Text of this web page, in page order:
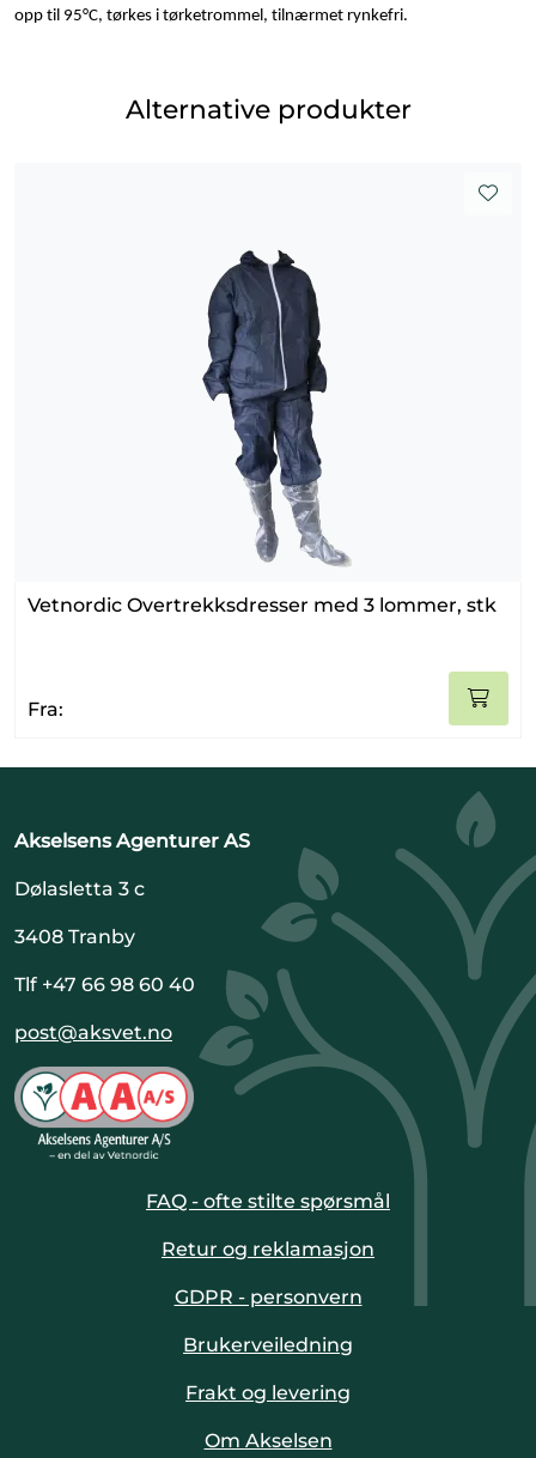
opp til 95°C, tørkes i tørketrommel, tilnærmet rynkefri.
Alternative produkter
Vetnordic Overtrekksdresser med 3 lommer, stk
Fra:
Akselsens Agenturer AS
Dølasletta 3 c
3408 Tranby
Tlf +47 66 98 60 40
post@aksvet.no
FAQ - ofte stilte spørsmål
Retur og reklamasjon
GDPR - personvern
Brukerveiledning
Frakt og levering
Om Akselsen